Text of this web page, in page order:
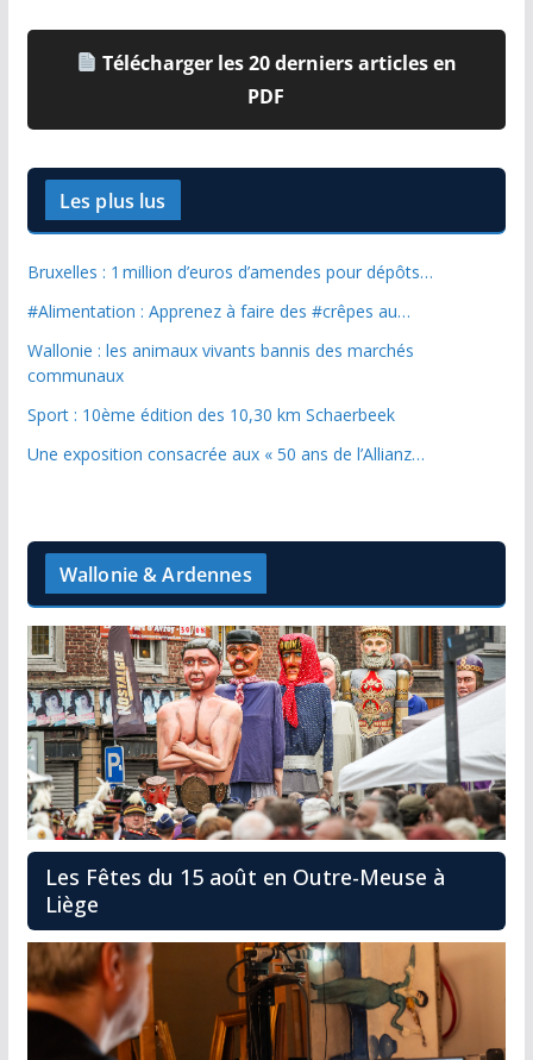
Télécharger les 20 derniers articles en
PDF
Les plus lus
Bruxelles : 1 million d’euros d’amendes pour dépôts…
#Alimentation : Apprenez à faire des #crêpes au…
Wallonie : les animaux vivants bannis des marchés
communaux
Sport : 10ème édition des 10,30 km Schaerbeek
Une exposition consacrée aux « 50 ans de l’Allianz…
Wallonie & Ardennes
Les Fêtes du 15 août en Outre-Meuse à
Liège